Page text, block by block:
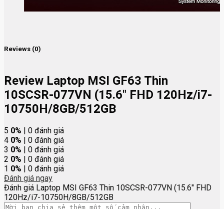
Reviews (0)
Review Laptop MSI GF63 Thin
10SCSR-077VN (15.6″ FHD 120Hz/i7-
10750H/8GB/512GB
5 0% | 0 đánh giá
4 0% | 0 đánh giá
3 0% | 0 đánh giá
2 0% | 0 đánh giá
1 0% | 0 đánh giá
Đánh giá ngay
Đánh giá Laptop MSI GF63 Thin 10SCSR-077VN (15.6″ FHD
120Hz/i7-10750H/8GB/512GB